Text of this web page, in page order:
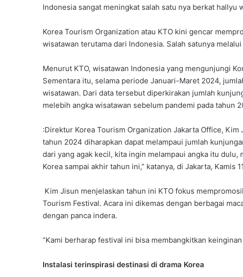
Indonesia sangat meningkat salah satu nya berkat hallyu
Korea Tourism Organization atau KTO kini gencar
wisatawan terutama dari Indonesia. Salah satunya
Menurut KTO, wisatawan Indonesia yang mengunjungi
Sementara itu, selama periode Januari-Maret 2024,
wisatawan. Dari data tersebut diperkirakan jumlah
melebih angka wisatawan sebelum pandemi pada tahun
:Direktur Korea Tourism Organization Jakarta Office,
tahun 2024 diharapkan dapat melampaui jumlah
dari yang agak kecil, kita ingin melampaui angka itu
Korea sampai akhir tahun ini,” katanya, di Jakarta, Kamis
Kim Jisun menjelaskan tahun ini KTO fokus
Tourism Festival. Acara ini dikemas dengan berbagai
dengan panca indera.
“Kami berharap festival ini bisa membangkitkan
Instalasi terinspirasi destinasi di drama Korea